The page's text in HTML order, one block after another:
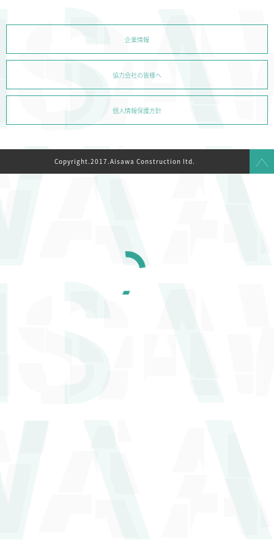
企業情報
協力会社の皆様へ
個人情報保護方針
Copyright.2017.Aisawa Construction ltd.